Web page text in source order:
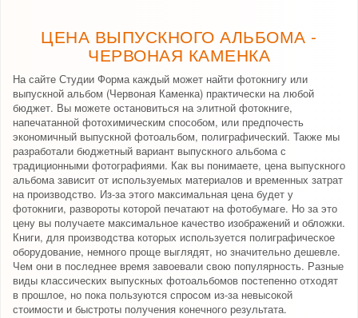
ЦЕНА ВЫПУСКНОГО АЛЬБОМА -
ЧЕРВОНАЯ КАМЕНКА
На сайте Студии Форма каждый может найти фотокнигу или
выпускной альбом (Червоная Каменка) практически на любой
бюджет. Вы можете остановиться на элитной фотокниге,
напечатанной фотохимическим способом, или предпочесть
экономичный выпускной фотоальбом, полиграфический. Также мы
разработали бюджетный вариант выпускного альбома с
традиционными фотографиями. Как вы понимаете, цена выпускного
альбома зависит от используемых материалов и временных затрат
на производство. Из-за этого максимальная цена будет у
фотокниги, развороты которой печатают на фотобумаге. Но за это
цену вы получаете максимальное качество изображений и обложки.
Книги, для производства которых используется полиграфическое
оборудование, немного проще выглядят, но значительно дешевле.
Чем они в последнее время завоевали свою популярность. Разные
виды классических выпускных фотоальбомов постепенно отходят
в прошлое, но пока пользуются спросом из-за невысокой
стоимости и быстроты получения конечного результата.